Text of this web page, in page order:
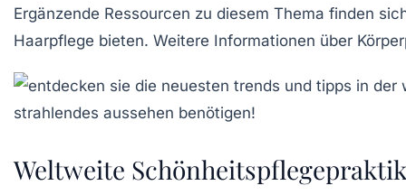
Ergänzende Ressourcen zu diesem Thema finden
Haarpflege bieten. Weitere Informationen über
Weltweite